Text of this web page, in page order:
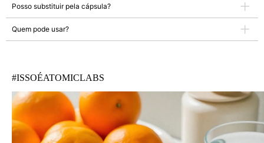
Posso substituir pela cápsula?
Quem pode usar?
#ISSOÉATOMICLABS